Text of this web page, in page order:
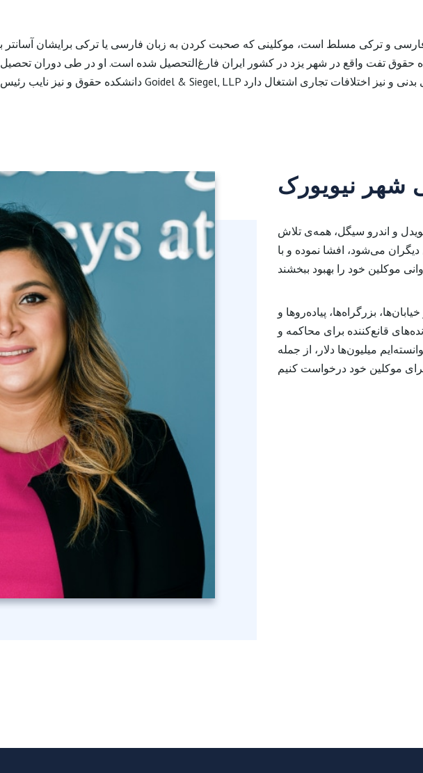
حقوق تفت واقع در شهر یزد در کشور ایران فارغ‌التحصیل شده است. او در طی دوران
شهر نیویورک
و اندرو سیگل، همه‌ی تلاش
می‌شود، افشا نموده و با
بزرگراه‌ها، پیاده‌روها و
قانع‌کننده برای محاکمه و
میلیون‌ها دلار، از جمله